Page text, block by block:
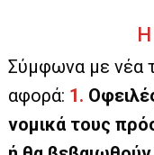
Η
Σύμφωνα με νέα
αφορά: 1.
νομικά τους